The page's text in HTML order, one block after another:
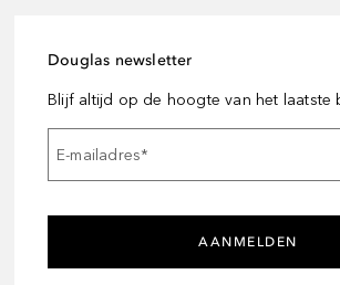
Douglas newsletter
Blijf altijd op de hoogte van het laatste
E-mailadres*
AANMELDEN